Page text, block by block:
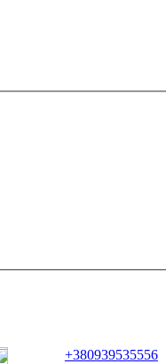
+380939535556